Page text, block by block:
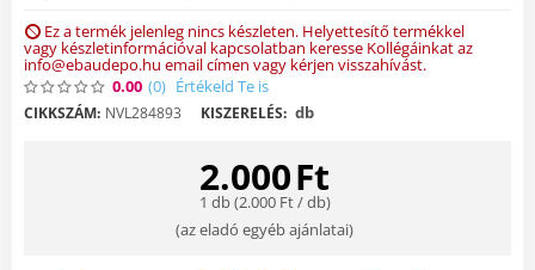
Ez a termék jelenleg nincs készleten. Helyettesítő termékkel
vagy készletinformációval kapcsolatban keresse Kollégáinkat az
info@ebaudepo.hu email címen vagy kérjen visszahívást.
0.00 (0) Értékeld Te is
CIKKSZÁM: NVL284893 KISZERELÉS: db
2.000Ft
1 db (2.000Ft/ db)
(az eladó egyéb ajánlatai)